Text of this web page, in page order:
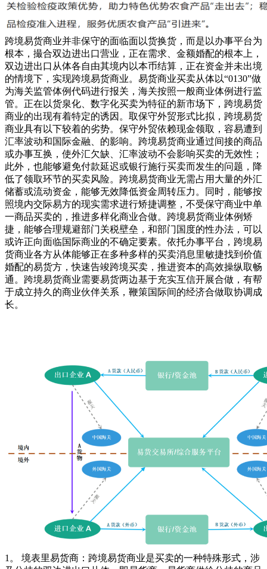
跨境易货商业并非保守的面临面以货换货，而是以办事平台为
根本，撮合双边进出口营业，正在需求、金额婚配的根本上，
双边进出口从体各自由其境内以本币结算，正在资金并未出境
的情境下，实现跨境易货商业。易货商业买卖从体以“0130”做
为海关监管体例代码进行报关，海关按照一般商业体例进行监
管。正在以货泉化、数字化买卖为特征的新市场下，跨境易货
商业的出现有着特定的诱因。取保守外贸形式比拟，跨境易货
商业具有以下较着的劣势。保守外贸依赖现金领取，容易遭到
汇率波动和国际金融、的影响。跨境易货商业通过间接的商品
或办事互换，使外汇欠缺、汇率波动不会影响买卖的无效性；
此外，也能够避免付款延迟或银行施行买卖而发生的问题，降
低了领取环节的买卖风险。跨境易货商业无需占用大量的外汇
储蓄或流动资金，能够无效降低资金周转压力。同时，能够按
照境内交际易方的现实需求进行矫捷调整，不受保守商业中单
一商品买卖的，推进多样化商业合做。跨境易货商业体例矫
捷，能够合理规避部门关税壁垒，和部门国度的性办法，可以
或许正向面临国际商业的不确定要素。依托办事平台，跨境易
货商业各方从体能够正在多种多样的买卖消息里敏捷找到价值
婚配的易货方，快速告竣跨境买卖，推进资本的高效操纵取畅
通。跨境易货商业需要易货两边基于充实互信开展合做，有帮
于成立持久的商业伙伴关系，鞭策国际间的经济合做取协调成
长。
1。 境表里易货商：跨境易货商业是买卖的一种特殊形式，涉